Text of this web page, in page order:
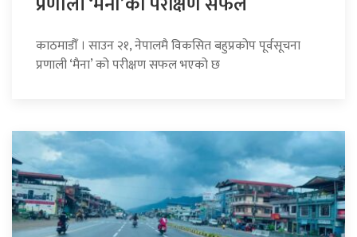
काठमाडौँ । साउन २१, नेपालमै विकसित बहुप्रकोप पूर्वसूचना
प्रणाली ‘मैना’ को परीक्षण सफल भएको छ